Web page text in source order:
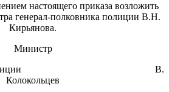
настоящего приказа возложить
генерал-полковника полиции В.Н.
Кирьянова.
Министр
полиции В.
Колокольцев